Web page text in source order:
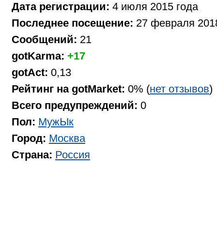
Дата регистрации: 4 июля 2015 года
Последнее посещение: 27 февраля
Сообщений: 21
gotKarma: +17
gotAct: 0,13
Рейтинг на gotMarket: 0% (нет отзывов)
Всего предупреждений: 0
Пол: МужЫк
Город: Москва
Страна: Россия